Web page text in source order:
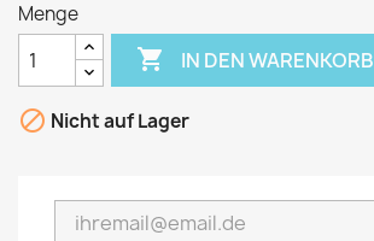
Menge
 IN DEN WARENKORB
 Nicht auf Lager